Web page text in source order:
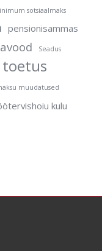
sotsiaalmaks
pensionisammas
Seadus
toetus
muudatused
kulu